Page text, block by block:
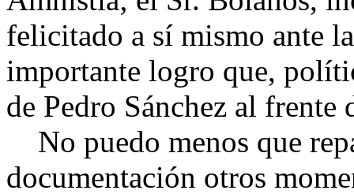
felicitado a sí mismo ante
importante logro que,
de Pedro Sánchez al
No puedo menos que
documentación otros